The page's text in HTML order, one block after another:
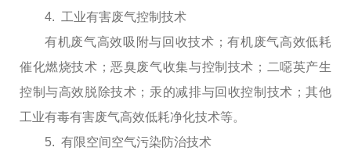
4. 工业有害废气控制技术
有机废气高效吸附与回收技术；有机废气高效低耗
催化燃烧技术；恶臭废气收集与控制技术；二噁英产生
控制与高效脱除技术；汞的减排与回收控制技术；其他
工业有毒有害废气高效低耗净化技术等。
5. 有限空间空气污染防治技术